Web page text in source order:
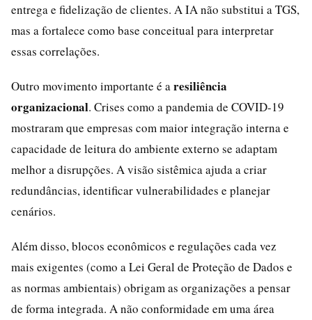
entrega e fidelização de clientes. A IA não substitui a TGS,
mas a fortalece como base conceitual para interpretar
essas correlações.
Outro movimento importante é a resiliência
organizacional. Crises como a pandemia de COVID-19
mostraram que empresas com maior integração interna e
capacidade de leitura do ambiente externo se adaptam
melhor a disrupções. A visão sistêmica ajuda a criar
redundâncias, identificar vulnerabilidades e planejar
cenários.
Além disso, blocos econômicos e regulações cada vez
mais exigentes (como a Lei Geral de Proteção de Dados e
as normas ambientais) obrigam as organizações a pensar
de forma integrada. A não conformidade em uma área